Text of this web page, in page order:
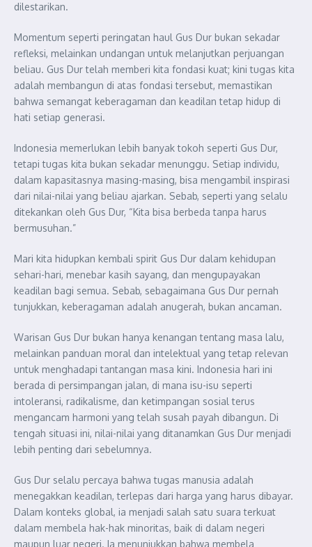
dilestarikan.
Momentum seperti peringatan haul Gus Dur bukan sekadar
refleksi, melainkan undangan untuk melanjutkan perjuangan
beliau. Gus Dur telah memberi kita fondasi kuat; kini tugas kita
adalah membangun di atas fondasi tersebut, memastikan
bahwa semangat keberagaman dan keadilan tetap hidup di
hati setiap generasi.
Indonesia memerlukan lebih banyak tokoh seperti Gus Dur,
tetapi tugas kita bukan sekadar menunggu. Setiap individu,
dalam kapasitasnya masing-masing, bisa mengambil inspirasi
dari nilai-nilai yang beliau ajarkan. Sebab, seperti yang selalu
ditekankan oleh Gus Dur, “Kita bisa berbeda tanpa harus
bermusuhan.”
Mari kita hidupkan kembali spirit Gus Dur dalam kehidupan
sehari-hari, menebar kasih sayang, dan mengupayakan
keadilan bagi semua. Sebab, sebagaimana Gus Dur pernah
tunjukkan, keberagaman adalah anugerah, bukan ancaman.
Warisan Gus Dur bukan hanya kenangan tentang masa lalu,
melainkan panduan moral dan intelektual yang tetap relevan
untuk menghadapi tantangan masa kini. Indonesia hari ini
berada di persimpangan jalan, di mana isu-isu seperti
intoleransi, radikalisme, dan ketimpangan sosial terus
mengancam harmoni yang telah susah payah dibangun. Di
tengah situasi ini, nilai-nilai yang ditanamkan Gus Dur menjadi
lebih penting dari sebelumnya.
Gus Dur selalu percaya bahwa tugas manusia adalah
menegakkan keadilan, terlepas dari harga yang harus dibayar.
Dalam konteks global, ia menjadi salah satu suara terkuat
dalam membela hak-hak minoritas, baik di dalam negeri
maupun luar negeri. Ia menunjukkan bahwa membela